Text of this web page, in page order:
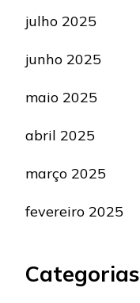
julho 2025
junho 2025
maio 2025
abril 2025
março 2025
fevereiro 2025
Categorias